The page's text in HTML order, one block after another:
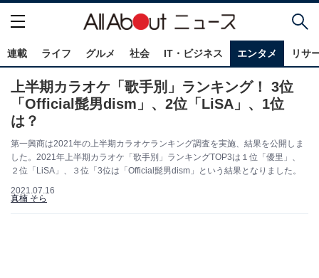
連載 ライフ グルメ 社会 IT・ビジネス エンタメ リサ
上半期カラオケ「歌手別」ランキング！ 3位
「Official髭男dism」、2位「LiSA」、1位
は？
第一興商は2021年の上半期カラオケランキング調査を実施、結果を公開しま
した。2021年上半期カラオケ「歌手別」ランキングTOP3は１位「優里」、
２位「LiSA」、３位「3位は「Official髭男dism」という結果となりました。
2021.07.16
真楠 そら